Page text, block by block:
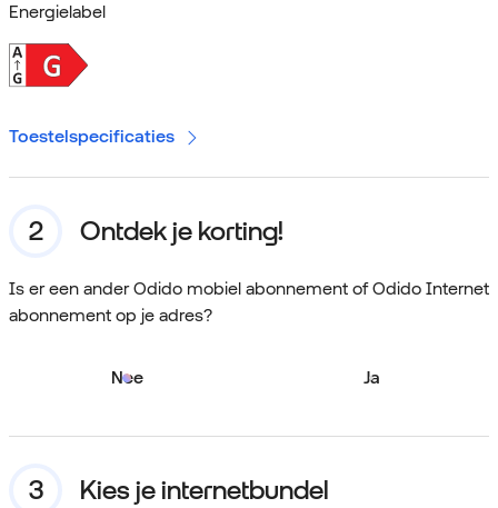
Energielabel
Toestelspecificaties
Ontdek je korting!
Is er een ander Odido mobiel abonnement of Odido Internet
abonnement op je adres?
Nee Ja
Kies je internetbundel